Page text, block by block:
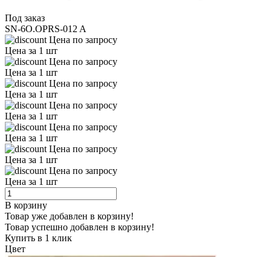
Под заказ
SN-6O.OPRS-012 A
Цена по запросу
Цена за 1 шт
Цена по запросу
Цена за 1 шт
Цена по запросу
Цена за 1 шт
Цена по запросу
Цена за 1 шт
Цена по запросу
Цена за 1 шт
Цена по запросу
Цена за 1 шт
Цена по запросу
Цена за 1 шт
В корзину
Товар уже добавлен в корзину!
Товар успешно добавлен в корзину!
Купить в 1 клик
Цвет